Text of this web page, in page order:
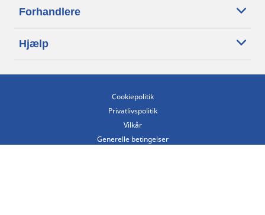
Forhandlere
Hjælp
Cookiepolitik
Privatlivspolitik
Vilkår
Generelle betingelser